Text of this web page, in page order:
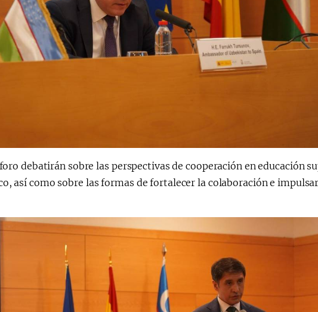
debatirán sobre las perspectivas de cooperación en educación
así como sobre las formas de fortalecer la colaboración e